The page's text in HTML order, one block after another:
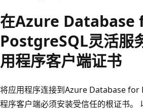
在Azure Database
PostgreSQL灵活服
用程序客户端证书
将应用程序连接到Azure Database for
程序客户端必须安装受信任的根证书。